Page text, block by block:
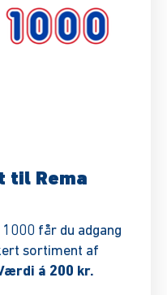
til Rema
får du adgang
sortiment af
á 200 kr.